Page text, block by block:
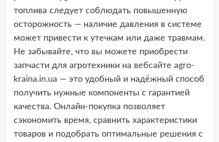
топлива следует соблюдать повышенную
осторожность — наличие давления в системе
может привести к утечкам или даже травмам.
Не забывайте, что вы можете приобрести
запчасти для агротехники на вебсайте agro-
kraina.in.ua — это удобный и надёжный способ
получить нужные компоненты с гарантией
качества. Онлайн-покупка позволяет
сэкономить время, сравнить характеристики
товаров и подобрать оптимальные решения с